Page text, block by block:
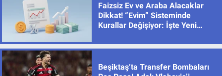
Faizsiz Ev ve Araba Alacaklar
Dikkat! “Evim” Sisteminde
Kurallar Değişiyor: İşte Yeni
Beşiktaş’ta Transfer Bombaları